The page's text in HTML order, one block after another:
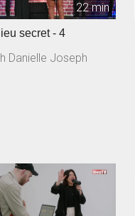
22 min
secret - 4
Danielle Joseph